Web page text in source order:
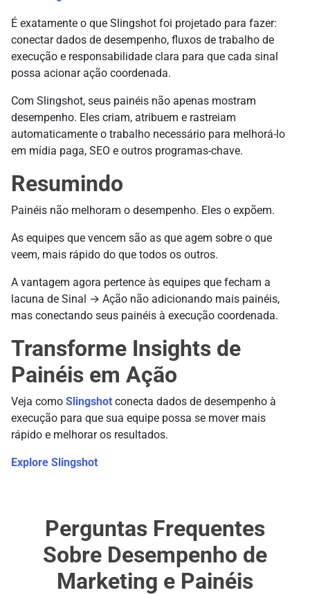
É exatamente o que Slingshot foi projetado para fazer:
conectar dados de desempenho, fluxos de trabalho de
execução e responsabilidade clara para que cada sinal
possa acionar ação coordenada.
Com Slingshot, seus painéis não apenas mostram
desempenho. Eles criam, atribuem e rastreiam
automaticamente o trabalho necessário para melhorá-lo
em mídia paga, SEO e outros programas-chave.
Resumindo
Painéis não melhoram o desempenho. Eles o expõem.
As equipes que vencem são as que agem sobre o que
veem, mais rápido do que todos os outros.
A vantagem agora pertence às equipes que fecham a
lacuna de Sinal → Ação não adicionando mais painéis,
mas conectando seus painéis à execução coordenada.
Transforme Insights de
Painéis em Ação
Veja como Slingshot conecta dados de desempenho à
execução para que sua equipe possa se mover mais
rápido e melhorar os resultados.
Explore Slingshot
Perguntas Frequentes
Sobre Desempenho de
Marketing e Painéis